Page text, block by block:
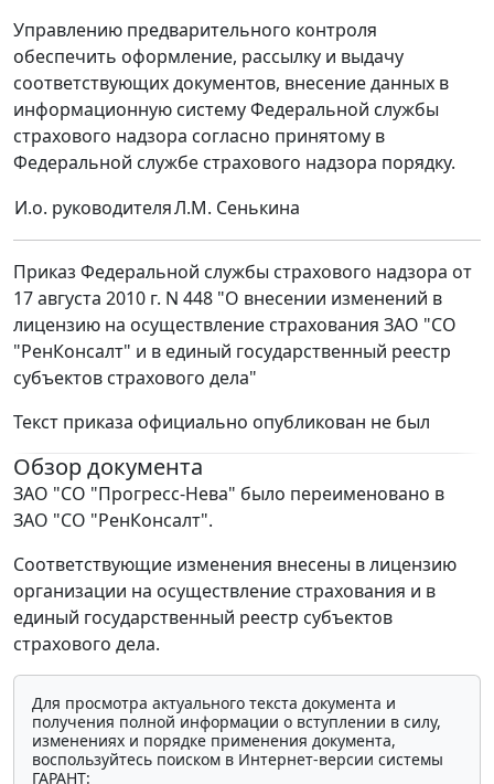
Управлению предварительного контроля
обеспечить оформление, рассылку и выдачу
соответствующих документов, внесение данных в
информационную систему Федеральной службы
страхового надзора согласно принятому в
Федеральной службе страхового надзора порядку.
И.о. руководителяЛ.М. Сенькина
Приказ Федеральной службы страхового надзора от
17 августа 2010 г. N 448 "О внесении изменений в
лицензию на осуществление страхования ЗАО "СО
"РенКонсалт" и в единый государственный реестр
субъектов страхового дела"
Текст приказа официально опубликован не был
Обзор документа
ЗАО "СО "Прогресс-Нева" было переименовано в
ЗАО "СО "РенКонсалт".
Соответствующие изменения внесены в лицензию
организации на осуществление страхования и в
единый государственный реестр субъектов
страхового дела.
Для просмотра актуального текста документа и
получения полной информации о вступлении в силу,
изменениях и порядке применения документа,
воспользуйтесь поиском в Интернет-версии системы
ГАРАНТ: